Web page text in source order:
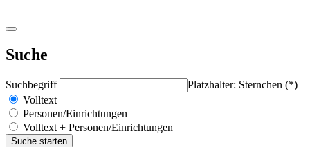
Suche
Suchbegriff
Platzhalter: Sternchen (*)
Volltext
Personen/Einrichtungen
Volltext + Personen/Einrichtungen